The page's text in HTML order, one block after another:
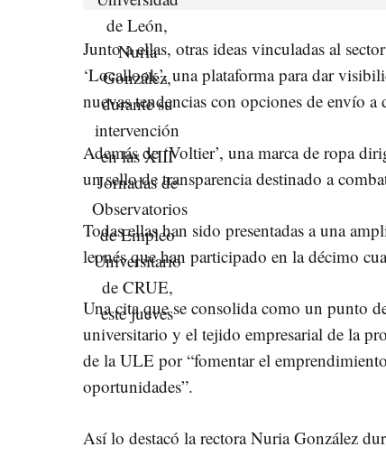
Junto a ellas, otras ideas vinculadas al
‘Locallook’, una plataforma para dar
nuevas tendencias con opciones de envío
Además de ‘Voltier’, una marca de ropa
un sello de transparencia destinado a
Todas ellas han sido presentadas a una
leonés que han participado en la décimo
Una cita que se consolida como un punto
universitario y el tejido empresarial de la
de la ULE por “fomentar el
oportunidades”.
Así lo destacó la rectora Nuria González